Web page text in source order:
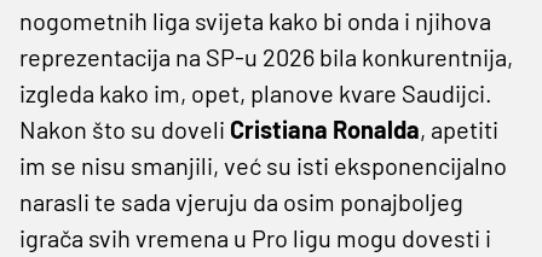
nogometnih liga svijeta kako bi onda i njihova
reprezentacija na SP-u 2026 bila konkurentnija,
izgleda kako im, opet, planove kvare Saudijci.
Nakon što su doveli Cristiana Ronalda, apetiti
im se nisu smanjili, već su isti eksponencijalno
narasli te sada vjeruju da osim ponajboljeg
igrača svih vremena u Pro ligu mogu dovesti i